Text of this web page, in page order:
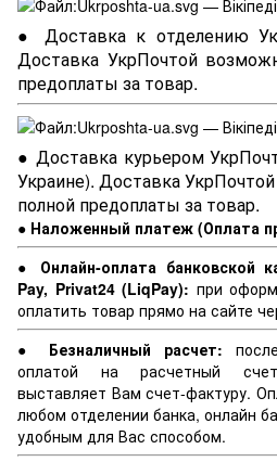
● Доставка к отделению
Доставка УкрПочтой
предоплаты за товар.
● Доставка курьером
Украине). Доставка
полной предоплаты за товар.
● Наложенный платеж (Оплата
● Онлайн-оплата банковской
Pay, Privat24 (LiqPay): при
оплатить товар прямо на сайте
● Безналичный расчет:
оплатой на расчетный
выставляет Вам счет-фактуру.
любом отделении банка, онлайн
удобным для Вас способом.